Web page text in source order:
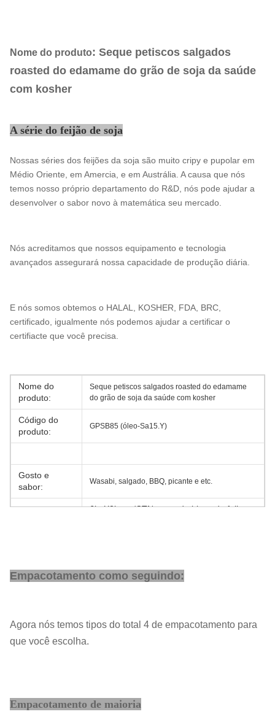
Nome do produto: Seque petiscos salgados
roasted do edamame do grão de soja da saúde
com kosher
A série do feijão de soja
Nossas séries dos feijões da soja são muito cripy e pupolar em
Médio Oriente, em Amercia, e em Austrália. A causa que nós
temos nosso próprio departamento do R&D, nós pode ajudar a
desenvolver o sabor novo à matemática seu mercado.
Nós acreditamos que nossos equipamento e tecnologia
avançados assegurará nossa capacidade de produção diária.
E nós somos obtemos o HALAL, KOSHER, FDA, BRC,
certificado, igualmente nós podemos ajudar a certificar o
certifiacte que você precisa.
Nome do
produto:
Seque petiscos salgados roasted do edamame
do grão de soja da saúde com kosher
Código do
produto:
GPSB85 (óleo-Sa15.Y)
Gosto e
sabor:
Wasabi, salgado, BBQ, picante e etc.
6kgX2bags/CTN, saco do bloco da folha
Termo do
T/T, L/C, D/P
Ordem
mínima:
Prazo de
entrega:
Dentro de 25 dias de trabalho
Empacotamento como seguindo:
Agora nós temos tipos do total 4 de empacotamento para
que você escolha.
Empacotamento de maioria